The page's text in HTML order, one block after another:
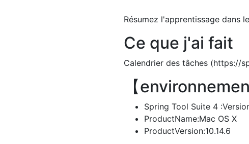
Résumez l'apprentissage dans
Ce que j'ai fait
Calendrier des tâches (https://
【
Spring Tool Suite 4
ProductName:Mac OS X
ProductVersion:10.14.6